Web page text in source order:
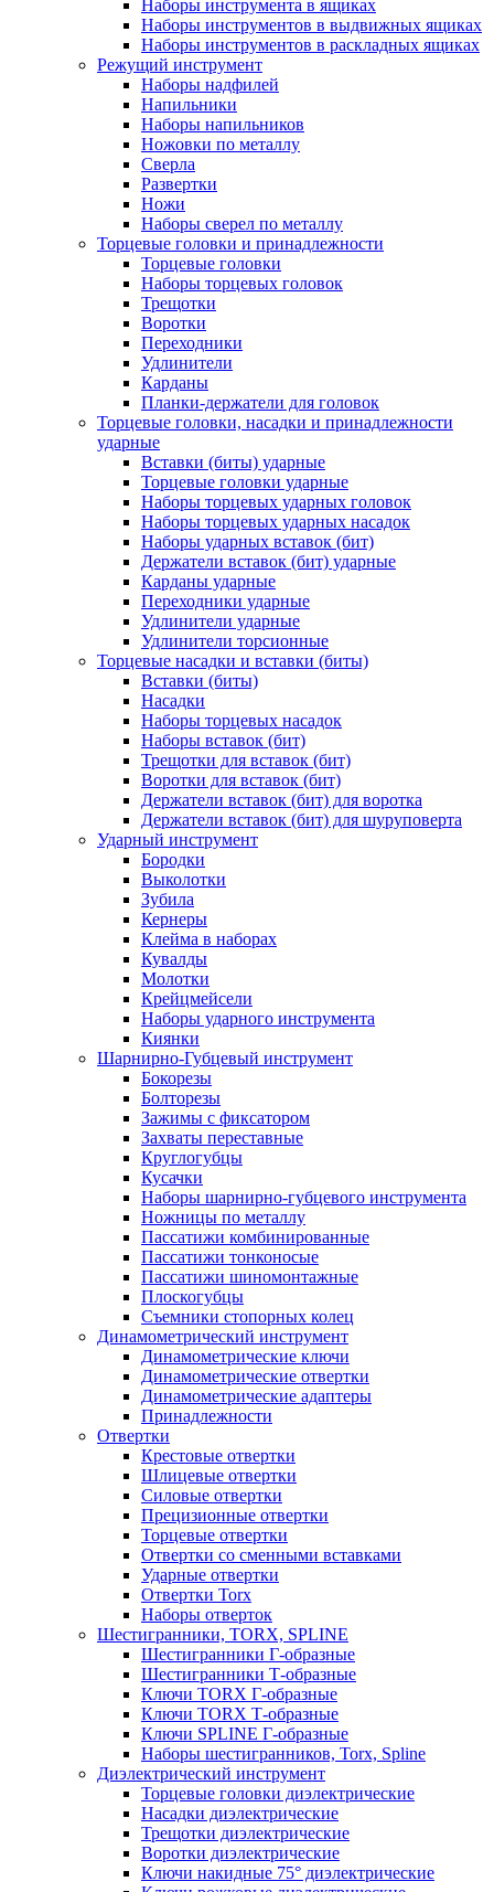
Наборы инструмента в ящиках
Наборы инструментов в выдвижных ящиках
Наборы инструментов в раскладных ящиках
Режущий инструмент
Наборы надфилей
Напильники
Наборы напильников
Ножовки по металлу
Сверла
Развертки
Ножи
Наборы сверел по металлу
Торцевые головки и принадлежности
Торцевые головки
Наборы торцевых головок
Трещотки
Воротки
Переходники
Удлинители
Карданы
Планки-держатели для головок
Торцевые головки, насадки и принадлежности
ударные
Вставки (биты) ударные
Торцевые головки ударные
Наборы торцевых ударных головок
Наборы торцевых ударных насадок
Наборы ударных вставок (бит)
Держатели вставок (бит) ударные
Карданы ударные
Переходники ударные
Удлинители ударные
Удлинители торсионные
Торцевые насадки и вставки (биты)
Вставки (биты)
Насадки
Наборы торцевых насадок
Наборы вставок (бит)
Трещотки для вставок (бит)
Воротки для вставок (бит)
Держатели вставок (бит) для воротка
Держатели вставок (бит) для шуруповерта
Ударный инструмент
Бородки
Выколотки
Зубила
Кернеры
Клейма в наборах
Кувалды
Молотки
Крейцмейсели
Наборы ударного инструмента
Киянки
Шарнирно-Губцевый инструмент
Бокорезы
Болторезы
Зажимы с фиксатором
Захваты переставные
Круглогубцы
Кусачки
Наборы шарнирно-губцевого инструмента
Ножницы по металлу
Пассатижи комбинированные
Пассатижи тонконосые
Пассатижи шиномонтажные
Плоскогубцы
Съемники стопорных колец
Динамометрический инструмент
Динамометрические ключи
Динамометрические отвертки
Динамометрические адаптеры
Принадлежности
Отвертки
Крестовые отвертки
Шлицевые отвертки
Силовые отвертки
Прецизионные отвертки
Торцевые отвертки
Отвертки со сменными вставками
Ударные отвертки
Отвертки Torx
Наборы отверток
Шестигранники, TORX, SPLINE
Шестигранники Г-образные
Шестигранники Т-образные
Ключи TORX Г-образные
Ключи TORX Т-образные
Ключи SPLINE Г-образные
Наборы шестигранников, Torx, Spline
Диэлектрический инструмент
Торцевые головки диэлектрические
Насадки диэлектрические
Трещотки диэлектрические
Воротки диэлектрические
Ключи накидные 75° диэлектрические